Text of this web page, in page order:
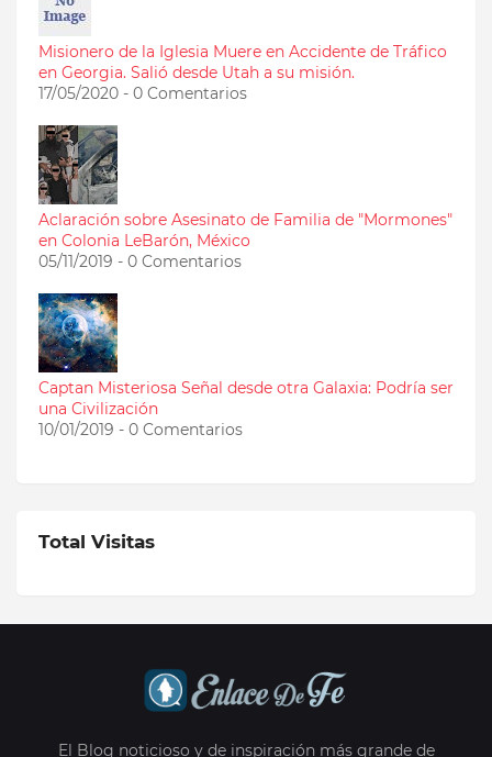
Misionero de la Iglesia Muere en Accidente de Tráfico
en Georgia. Salió desde Utah a su misión.
17/05/2020 - 0 Comentarios
Aclaración sobre Asesinato de Familia de "Mormones"
en Colonia LeBarón, México
05/11/2019 - 0 Comentarios
Captan Misteriosa Señal desde otra Galaxia: Podría ser
una Civilización
10/01/2019 - 0 Comentarios
Total Visitas
El Blog noticioso y de inspiración más grande de